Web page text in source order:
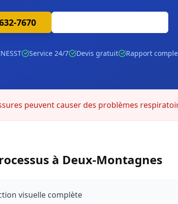
7670
Service 24/7 Devis gratuit Rapport
peuvent causer des problèmes
à Deux-Montagnes
visuelle complète